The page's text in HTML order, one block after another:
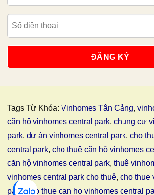
Tags Từ Khóa: Vinhomes Tân Cảng,
căn hộ vinhomes central park, chung cư
park, dự án vinhomes central park, cho
central park, cho thuê căn hộ vinhomes
căn hộ vinhomes central park, thuê
vinhomes central park cho thuê, cho thue
park,cho thue can ho vinhomes central